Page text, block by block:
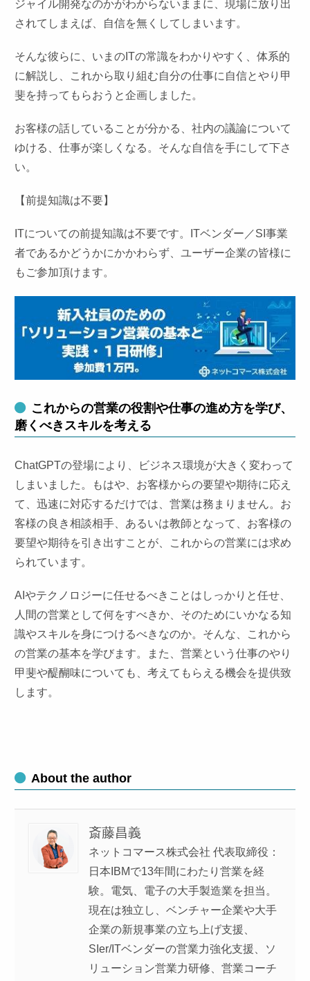
ジャイル開発なのかがわからないままに、現場に放り出
されてしまえば、自信を無くしてしまいます。
そんな彼らに、いまのITの常識をわかりやすく、体系的
に解説し、これから取り組む自分の仕事に自信とやり甲
斐を持ってもらおうと企画しました。
お客様の話していることが分かる、社内の議論について
ゆける、仕事が楽しくなる。そんな自信を手にして下さ
い。
【前提知識は不要】
ITについての前提知識は不要です。ITベンダー／SI事業
者であるかどうかにかかわらず、ユーザー企業の皆様に
もご参加頂けます。
これからの営業の役割や仕事の進め方を学び、
磨くべきスキルを考える
ChatGPTの登場により、ビジネス環境が大きく変わって
しまいました。もはや、お客様からの要望や期待に応え
て、迅速に対応するだけでは、営業は務まりません。お
客様の良き相談相手、あるいは教師となって、お客様の
要望や期待を引き出すことが、これからの営業には求め
られています。
AIやテクノロジーに任せるべきことはしっかりと任せ、
人間の営業として何をすべきか、そのためにいかなる知
識やスキルを身につけるべきなのか。そんな、これから
の営業の基本を学びます。また、営業という仕事のやり
甲斐や醍醐味についても、考えてもらえる機会を提供致
します。
About the author
斎藤昌義
ネットコマース株式会社 代表取締役：
日本IBMで13年間にわたり営業を経
験。電気、電子の大手製造業を担当。
現在は独立し、ベンチャー企業や大手
企業の新規事業の立ち上げ支援、
SIer/ITベンダーの営業力強化支援、ソ
リューション営業力研修、営業コーチ